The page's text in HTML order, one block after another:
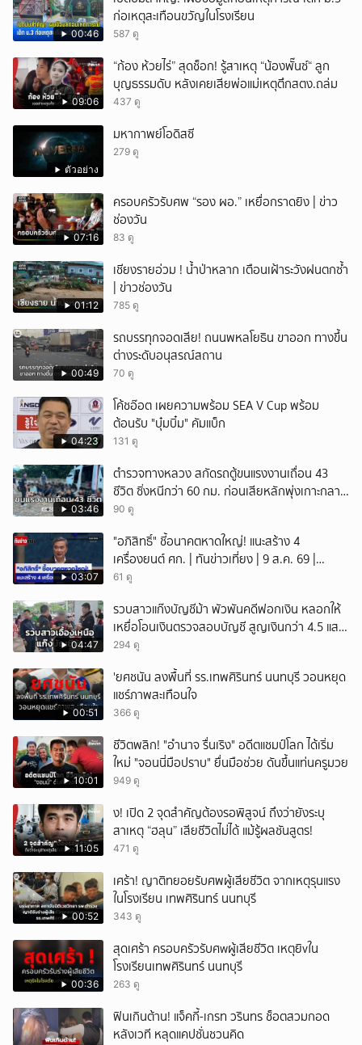
00:46
ก่อเหตุสะเทือนขวัญในโรงเรียน
587 ดู
09:06
“ก้อง ห้วยไร่” สุดช็อก! รู้สาเหตุ “น้องพั๊นซ์“ ลูก
บุญธรรมดับ หลังเคยเสียพ่อแม่เหตุตึกสตง.ถล่ม
437 ดู
ตัวอย่าง
มหากาพย์โอดิสซี
279 ดู
07:16
ครอบครัวรับศพ “รอง ผอ.” เหยื่อกราดยิง | ข่าว
ช่องวัน
83 ดู
01:12
เชียงรายอ่วม ! น้ำป่าหลาก เตือนเฝ้าระวังฝนตกซ้ำ
| ข่าวช่องวัน
785 ดู
00:49
รถบรรทุกจอดเสีย! ถนนพหลโยธิน ขาออก ทางขึ้น
ต่างระดับอนุสรณ์สถาน
70 ดู
04:23
โค้ชอ๊อต เผยความพร้อม SEA V Cup พร้อม
ต้อนรับ "บุ๋มบิ๋ม" คัมแบ็ก
131 ดู
03:46
ตำรวจทางหลวง สกัดรถตู้ขนแรงงานเถื่อน 43
ชีวิต ซิ่งหนีกว่า 60 กม. ก่อนเสียหลักพุ่งเกาะกลาง
ถนน
90 ดู
03:07
"อภิสิทธิ์" ชี้อนาคตหาดใหญ่! แนะสร้าง 4
เครื่องยนต์ ศก. | ทันข่าวเที่ยง | 9 ส.ค. 69 |
NationTV22
61 ดู
04:47
รวบสาวแก๊งบัญชีม้า พัวพันคดีฟอกเงิน หลอกให้
เหยื่อโอนเงินตรวจสอบบัญชี สูญเงินกว่า 4.5 แสน
บาท
294 ดู
00:51
'ยศชนัน ลงพื้นที่ รร.เทพศิรินทร์ นนทบุรี วอนหยุด
แชร์ภาพสะเทือนใจ
366 ดู
10:01
ชีวิตพลิก! "อำนาจ รื่นเริง" อดีตแชมป์โลก ได้เริ่ม
ใหม่ "จอนนี่มือปราบ" ยื่นมือช่วย ดันขึ้นแท่นครูมวย
949 ดู
11:05
ึ้ง! เปิด 2 จุดสำคัญต้องรอพิสูจน์ ถึงว่ายังระบุ
สาเหตุ “ฮลุน” เสียชีวิตไม่ได้ แม้รู้ผลชันสูตร!
471 ดู
00:52
เศร้า! ญาติทยอยรับศพผู้เสียชีวิต จากเหตุรุนแรง
ในโรงเรียน เทพศิรินทร์ นนทบุรี
343 ดู
00:36
สุดเศร้า ครอบครัวรับศwผู้เสียชีวิต เหตุยิvใน
โรงเรียนเทพศิรินทร์ นนทบุรี
263 ดู
ฟินเกินต้าน! แจ็คกี้-เกรท วรินทร ช็อตสวมกอด
หลังเวที หลุดแคปชั่นชวนคิด
ยกเลิก